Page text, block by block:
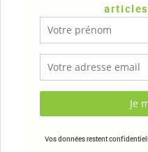
articles
Vos données restent